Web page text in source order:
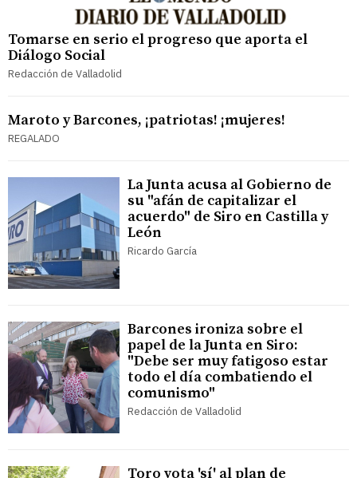
Tomarse en serio el progreso que aporta el
Diálogo Social
Redacción de Valladolid
Maroto y Barcones, ¡patriotas! ¡mujeres!
REGALADO
La Junta acusa al Gobierno de
su "afán de capitalizar el
acuerdo" de Siro en Castilla y
León
Ricardo García
Barcones ironiza sobre el
papel de la Junta en Siro:
"Debe ser muy fatigoso estar
todo el día combatiendo el
comunismo"
Redacción de Valladolid
Toro vota 'sí' al plan de